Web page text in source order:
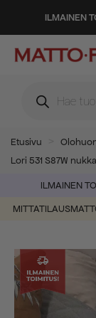
ILMAINEN
search
Etusivu
Lori 531 S87W
ILMAINEN
-48%